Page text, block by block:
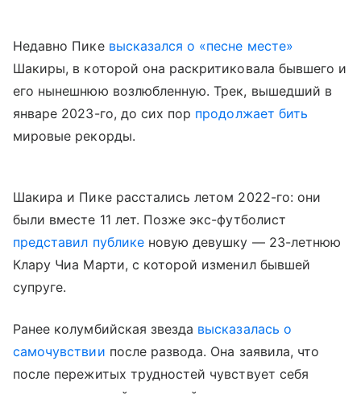
Недавно Пике высказался о «песне месте»
Шакиры, в которой она раскритиковала бывшего и
его нынешнюю возлюбленную. Трек, вышедший в
январе 2023-го, до сих пор продолжает бить
мировые рекорды.
Шакира и Пике расстались летом 2022-го: они
были вместе 11 лет. Позже экс-футболист
представил публикеновую девушку — 23-летнюю
Клару Чиа Марти, с которой изменил бывшей
супруге.
Ранее колумбийская звезда высказалась о
самочувствии после развода. Она заявила, что
после пережитых трудностей чувствует себя